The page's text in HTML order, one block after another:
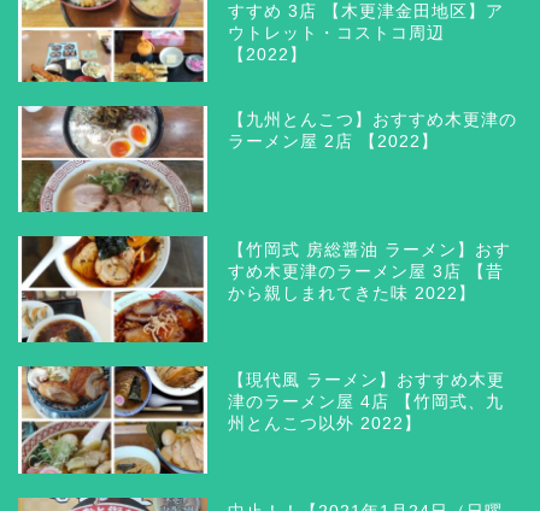
すすめ 3店 【木更津金田地区】ア
ウトレット・コストコ周辺
【2022】
【九州とんこつ】おすすめ木更津の
ラーメン屋 2店 【2022】
【竹岡式 房総醤油 ラーメン】おす
すめ木更津のラーメン屋 3店 【昔
から親しまれてきた味 2022】
【現代風 ラーメン】おすすめ木更
津のラーメン屋 4店 【竹岡式、九
州とんこつ以外 2022】